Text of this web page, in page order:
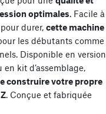
optimales. Facile à
durer, cette machine
les débutants comme
Disponible en version
kit d’assemblage,
construire votre propre
. Conçue et fabriquée